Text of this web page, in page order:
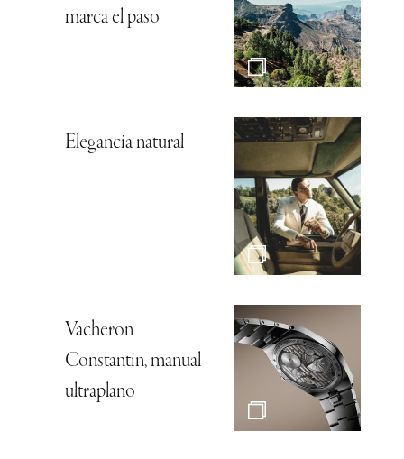
marca el paso
Elegancia natural
Vacheron
Constantin, manual
ultraplano